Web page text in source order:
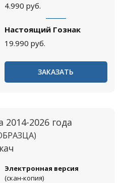
4.990 руб.
Настоящий Гознак
19.990 руб.
ЗАКАЗАТЬ
2026 года
Электронная версия
(скан-копия)